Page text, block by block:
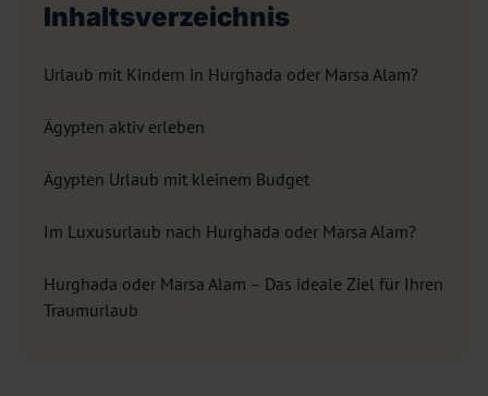
Inhaltsverzeichnis
Urlaub mit Kindern in Hurghada oder Marsa Alam?
Ägypten aktiv erleben
Ägypten Urlaub mit kleinem Budget
Im Luxusurlaub nach Hurghada oder Marsa Alam?
Hurghada oder Marsa Alam – Das ideale Ziel für Ihren
Traumurlaub